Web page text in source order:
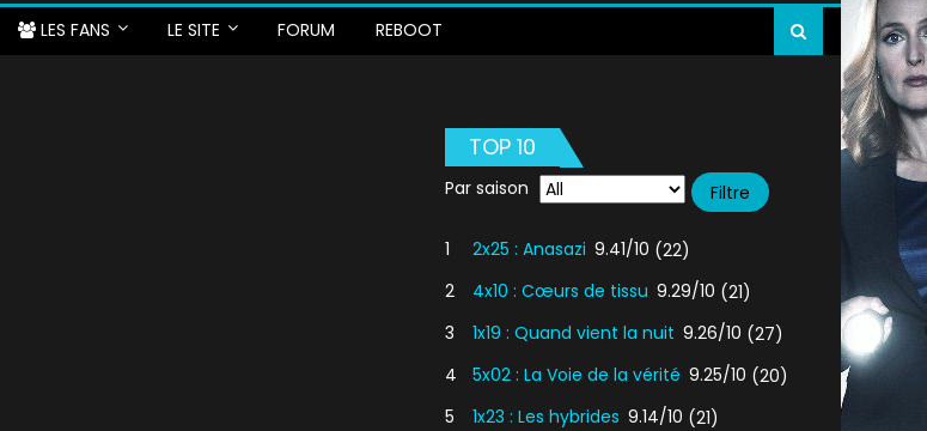
LES FANS LE SITE FORUM REBOOT
TOP 10
Par saison
1 2x25 : Anasazi 9.41/10 (22)
2
4x10 : Cœurs de tissu 9.29/10 (21)
3
1x19 : Quand vient la nuit 9.26/10 (27)
4
5x02 : La Voie de la vérité 9.25/10 (20)
5
1x23 : Les hybrides 9.14/10 (21)